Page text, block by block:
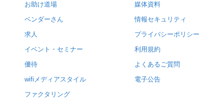
お助け道場
ベンダーさん
求人
イベント・セミナー
優待
wifiメディアスタイル
ファクタリング
媒体資料
情報セキュリティ
プライバシーポリシー
利用規約
よくあるご質問
電子公告